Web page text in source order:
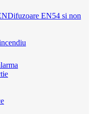
Difuzoare EN54 si non